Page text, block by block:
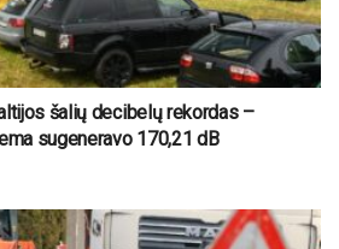
šalių decibelų rekordas –
sugeneravo 170,21 dB